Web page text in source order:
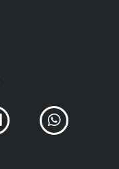
Whatsapp